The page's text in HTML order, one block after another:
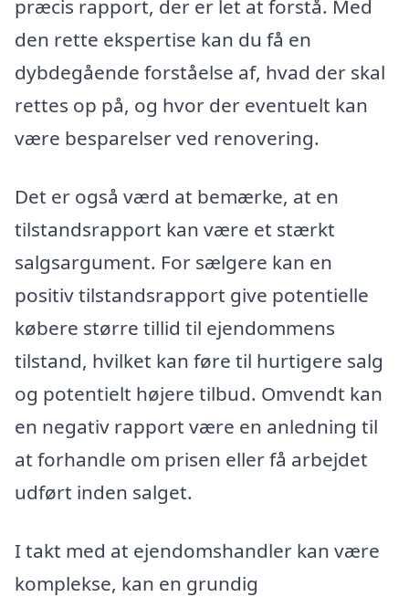
præcis rapport, der er let at forstå. Med
den rette ekspertise kan du få en
dybdegående forståelse af, hvad der skal
rettes op på, og hvor der eventuelt kan
være besparelser ved renovering.
Det er også værd at bemærke, at en
tilstandsrapport kan være et stærkt
salgsargument. For sælgere kan en
positiv tilstandsrapport give potentielle
købere større tillid til ejendommens
tilstand, hvilket kan føre til hurtigere salg
og potentielt højere tilbud. Omvendt kan
en negativ rapport være en anledning til
at forhandle om prisen eller få arbejdet
udført inden salget.
I takt med at ejendomshandler kan være
komplekse, kan en grundig